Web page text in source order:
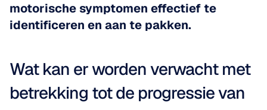
motorische symptomen effectief te
identificeren en aan te pakken.
Wat kan er worden verwacht met
betrekking tot de progressie van